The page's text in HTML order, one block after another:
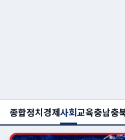
종합정치경제사회교육충남충